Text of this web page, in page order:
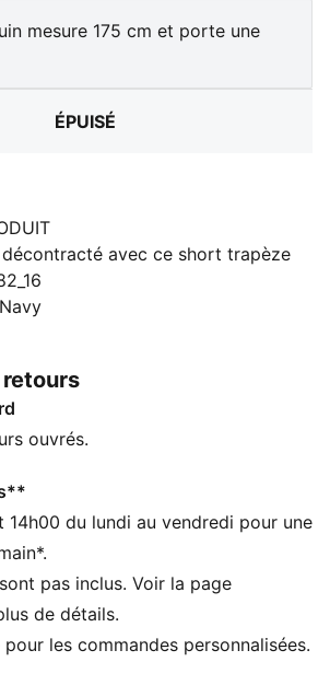
mesure 175 cm et porte une
ÉPUISÉ
avec ce short trapèze
Logo brodé stylé, taille côtelée
métallique et look évoquant les
est parfait pour toutes les
+ AVANTAGES
un minimum de 20 % de coton
PUMA
ouvrés.
14h00 du lundi au vendredi pour une
pas inclus. Voir la page
de détails.
les commandes personnalisées.